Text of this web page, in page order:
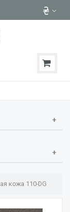
кожа 110-DG